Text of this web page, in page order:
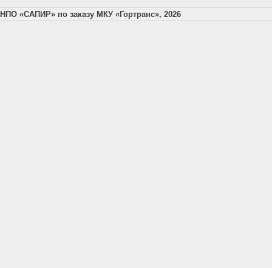
НПО «САПИР» по заказу МКУ «Гортранс», 2026